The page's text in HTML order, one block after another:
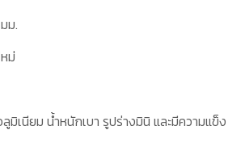
ม.
ม่
เนียม น้ำหนักเบา รูปร่างมินิ และมีความแข็ง